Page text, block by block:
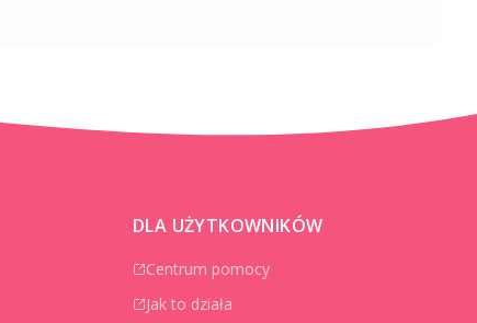
DLA UŻYTKOWNIKÓW
Centrum pomocy
Jak to działa